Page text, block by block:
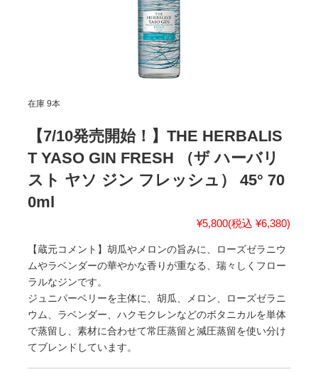
在庫 9本
【7/10発売開始！】THE HERBALIS
T YASO GIN FRESH （ザ ハーバリ
スト ヤソ ジン フレッシュ） 45° 70
0ml
¥5,800(税込 ¥6,380)
【蔵元コメント】胡瓜やメロンの旨みに、ローズゼラニウ
ムやラベンダーの華やかな香りが重なる、瑞々しくフロー
ラルなジンです。
ジュニパーベリーを主体に、胡瓜、メロン、ローズゼラニ
ウム、ラベンダー、ハクモクレンなどのボタニカルを単体
で蒸留し、素材に合わせて常圧蒸留と減圧蒸留を使い分け
てブレンドしています。